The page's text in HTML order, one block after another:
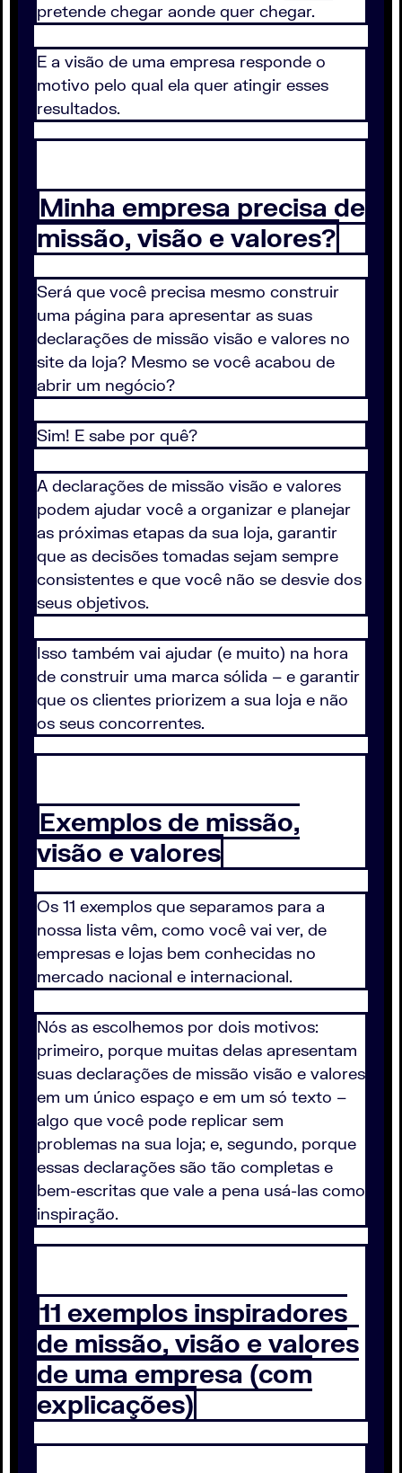
pretende chegar aonde quer chegar.
E a visão de uma empresa responde o
motivo pelo qual ela quer atingir esses
resultados.
Minha empresa precisa de
missão, visão e valores?
Será que você precisa mesmo construir
uma página para apresentar as suas
declarações de missão visão e valores no
site da loja? Mesmo se você acabou de
abrir um negócio?
Sim! E sabe por quê?
A declarações de missão visão e valores
podem ajudar você a organizar e planejar
as próximas etapas da sua loja, garantir
que as decisões tomadas sejam sempre
consistentes e que você não se desvie dos
seus objetivos.
Isso também vai ajudar (e muito) na hora
de construir uma marca sólida – e garantir
que os clientes priorizem a sua loja e não
os seus concorrentes.
Exemplos de missão,
visão e valores
Os 11 exemplos que separamos para a
nossa lista vêm, como você vai ver, de
empresas e lojas bem conhecidas no
mercado nacional e internacional.
Nós as escolhemos por dois motivos:
primeiro, porque muitas delas apresentam
suas declarações de missão visão e valores
em um único espaço e em um só texto –
algo que você pode replicar sem
problemas na sua loja; e, segundo, porque
essas declarações são tão completas e
bem-escritas que vale a pena usá-las como
inspiração.
11 exemplos inspiradores
de missão, visão e valores
de uma empresa (com
explicações)